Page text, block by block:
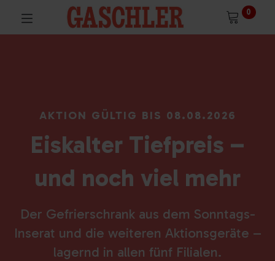
0
AKTION GÜLTIG BIS 08.08.2026
Eiskalter Tiefpreis –
und noch viel mehr
Der Gefrierschrank aus dem Sonntags-
Inserat und die weiteren Aktionsgeräte –
lagernd in allen fünf Filialen.